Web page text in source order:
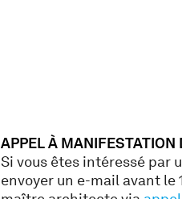
APPEL À MANIFESTATION
Si vous êtes intéressé par
envoyer un e-mail avant le